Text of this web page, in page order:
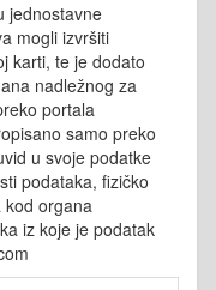
jednostavne
mogli izvršiti
karti, te je dodato
nadležnog za
portala
samo preko
u svoje podatke
podataka, fizičko
kod organa
iz koje je podatak